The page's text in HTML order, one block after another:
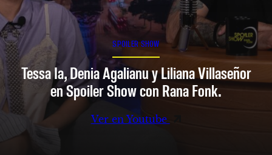
SPOILER SHOW
Tessa Ia, Denia Agalianu y Liliana Villaseñor
en Spoiler Show con Rana Fonk.
Ver en Youtube